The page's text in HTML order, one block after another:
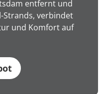
entfernt und
Strands, verbindet
und Komfort auf